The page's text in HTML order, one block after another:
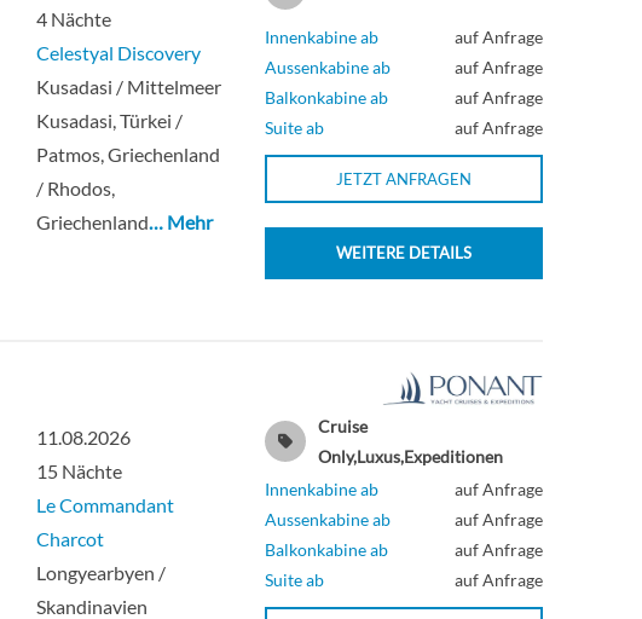
4 Nächte
Celestyal Discovery
Kusadasi / Mittelmeer
Kusadasi, Türkei /
Patmos, Griechenland
/ Rhodos,
Griechenland… Mehr
Innenkabine ab
auf Anfrage
Aussenkabine ab
auf Anfrage
Balkonkabine ab
auf Anfrage
Suite ab
auf Anfrage
JETZT ANFRAGEN
WEITERE DETAILS
11.08.2026
15 Nächte
Le Commandant
Charcot
Longyearbyen /
Skandinavien
Cruise
Only,Luxus,Expeditionen
Innenkabine ab
auf Anfrage
Aussenkabine ab
auf Anfrage
Balkonkabine ab
auf Anfrage
Suite ab
auf Anfrage